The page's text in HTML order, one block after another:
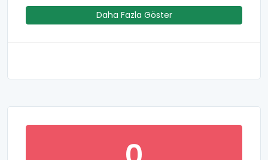
Daha Fazla Göster